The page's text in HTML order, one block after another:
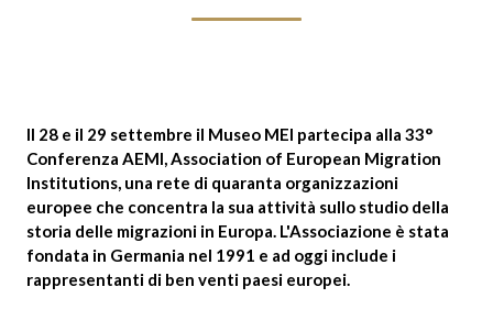
Il 28 e il 29 settembre il Museo MEI partecipa alla 33°
Conferenza AEMI, Association of European Migration
Institutions, una rete di quaranta organizzazioni
europee che concentra la sua attività sullo studio della
storia delle migrazioni in Europa. L'Associazione è stata
fondata in Germania nel 1991 e ad oggi include i
rappresentanti di ben venti paesi europei.